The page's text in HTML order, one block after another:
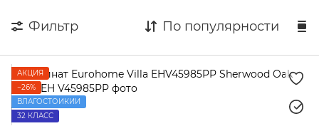
Фильтр По популярности
АКЦИЯ
−26%
ВЛАГОСТОЙКИЙ
32 КЛАСС